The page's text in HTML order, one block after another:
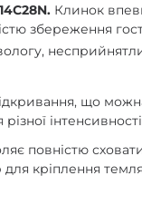
Клинок
збереження
що
повністю
для кріплення